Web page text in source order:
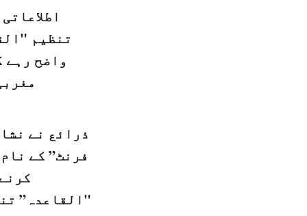
واضح رہے
ذرائع نے
فرنٹ” کے
"القاعدہ”